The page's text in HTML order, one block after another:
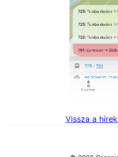
Vissza a